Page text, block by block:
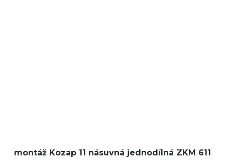
montáž Kozap 11 násuvná jednodílná ZKM 611